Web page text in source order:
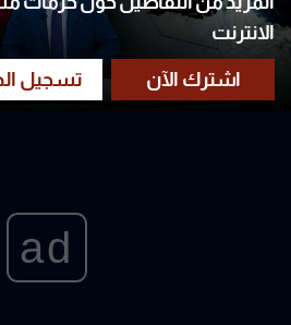
الانترنت
ad